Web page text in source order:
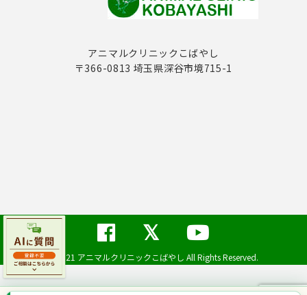
アニマルクリニックこばやし
〒366-0813 埼玉県深谷市境715-1
©2021 アニマルクリニックこばやし All Rights Reserved.